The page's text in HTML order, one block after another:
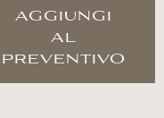
aggiungi
al
preventivo